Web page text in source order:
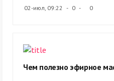
02-июл, 09:22 0 0
Чем полезно эфирное